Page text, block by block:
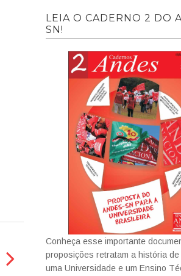
LEIA O CADERNO 2 DO
SN!
Conheça esse importante
proposições retratam a história
uma Universidade e um Ensino